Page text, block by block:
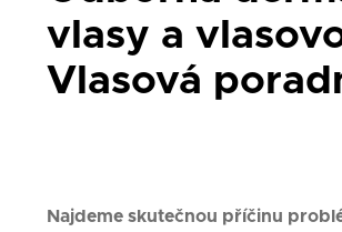
vlasy a
Vlasová
Najdeme skutečnou příčinu